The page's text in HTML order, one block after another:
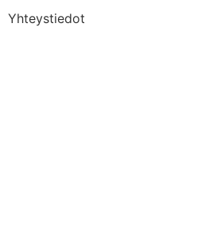
Yhteystiedot